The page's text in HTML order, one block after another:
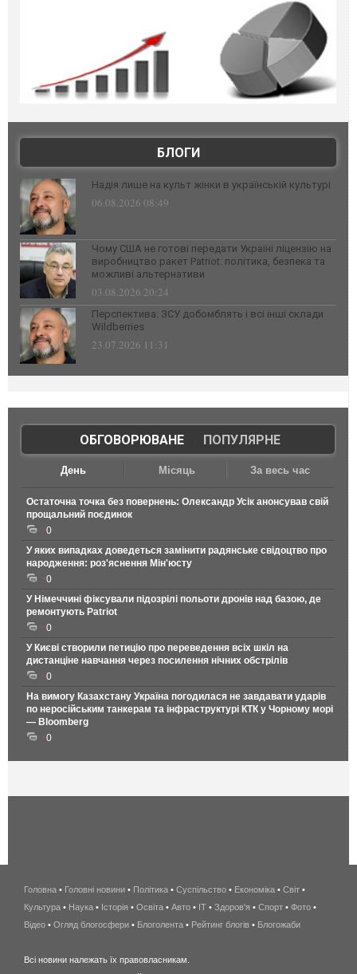
БЛОГИ
Надія лише на культ жінки в українській культурі
06.08.2026 08:49
Чому США не готові передати Україні ліцензію на
виробництво ракет Patriot: політика, безпека та
можливі альтернативи
03.08.2026 20:24
Перспектива: ЗСУ добомблять і всі інші склади
Wildberries
23.07.2026 11:31
ОБГОВОРЮВАНЕ| ПОПУЛЯРНЕ
День Місяць За весь час
Остаточна точка без повернень: Олександр Усік анонсував свій
прощальний поєдинок
0
У яких випадках доведеться замінити радянське свідоцтво про
народження: роз'яснення Мін'юсту
0
У Німеччині фіксували підозрілі польоти дронів над базою, де
ремонтують Patriot
0
У Києві створили петицію про переведення всіх шкіл на
дистанціне навчання через посилення нічних обстрілів
0
На вимогу Казахстану Україна погодилася не завдавати ударів
по неросійським танкерам та інфраструктурі КТК у Чорному морі
— Bloomberg
0
беспроводной
интернет
киев
Головна • Головні новини • Політика • Суспільство • Економіка • Світ •
Культура • Наука • Історія • Освіта • Авто • IT • Здоров'я • Спорт • Фото •
Відео • Огляд блогосфери • Блоголента • Рейтинг блогів • Блогожаби
Всі новини належать їх правовласникам.